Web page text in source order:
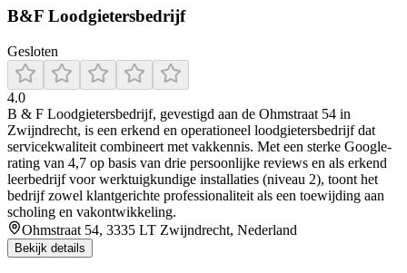
B&F Loodgietersbedrijf
Gesloten
4.0
B & F Loodgietersbedrijf, gevestigd aan de Ohmstraat 54 in
Zwijndrecht, is een erkend en operationeel loodgietersbedrijf dat
servicekwaliteit combineert met vakkennis. Met een sterke Google-
rating van 4,7 op basis van drie persoonlijke reviews en als erkend
leerbedrijf voor werktuigkundige installaties (niveau 2), toont het
bedrijf zowel klantgerichte professionaliteit als een toewijding aan
scholing en vakontwikkeling.
Ohmstraat 54, 3335 LT Zwijndrecht, Nederland
Bekijk details